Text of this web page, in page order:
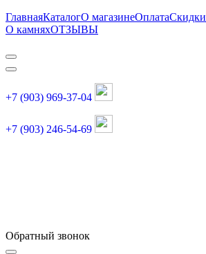
ГлавнаяКаталогО магазинеОплатаСкидки
О камняхОТЗЫВЫ
+7 (903) 969-37-04
+7 (903) 246-54-69
Обратный звонок